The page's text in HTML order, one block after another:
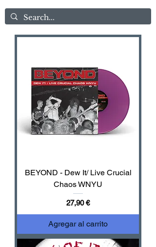
BEYOND - Dew It/ Live Crucial
Chaos WNYU
Precio
27,90 €
Agregar al carrito